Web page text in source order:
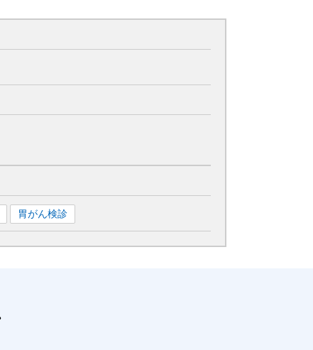
胃がん検診